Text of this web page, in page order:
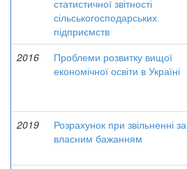
статистичної звітності
сільськогосподарських
підприємств
2016
Проблеми розвитку вищої
економічної освіти в Україні
2019
Розрахунок при звільненні за
власним бажанням